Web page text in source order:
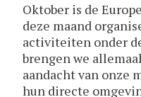
Oktober is de
deze maand
activiteiten onder
brengen we
aandacht van onze
hun directe